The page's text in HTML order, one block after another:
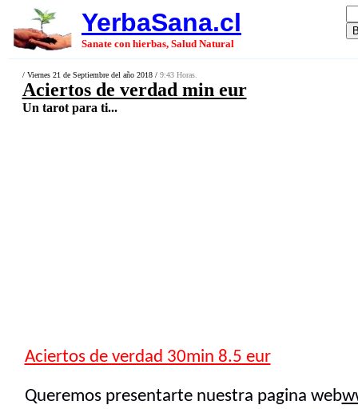
YerbaSana.cl
Sanate con hierbas, Salud Natural
/ Viernes 21 de Septiembre del año 2018 / 9:43 Horas.
Aciertos de verdad min eur
Un tarot para ti...
Aciertos de verdad 30min 8.5 eur
Queremos presentartenuestra pagina web